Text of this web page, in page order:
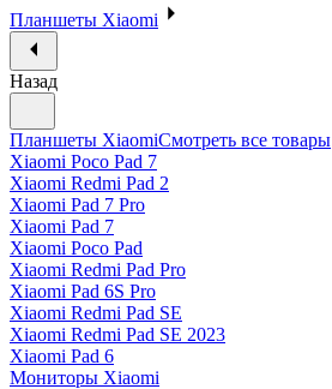
Планшеты Xiaomi
Назад
Планшеты XiaomiСмотреть все товары
Xiaomi Poco Pad 7
Xiaomi Redmi Pad 2
Xiaomi Pad 7 Pro
Xiaomi Pad 7
Xiaomi Poco Pad
Xiaomi Redmi Pad Pro
Xiaomi Pad 6S Pro
Xiaomi Redmi Pad SE
Xiaomi Redmi Pad SE 2023
Xiaomi Pad 6
Мониторы Xiaomi